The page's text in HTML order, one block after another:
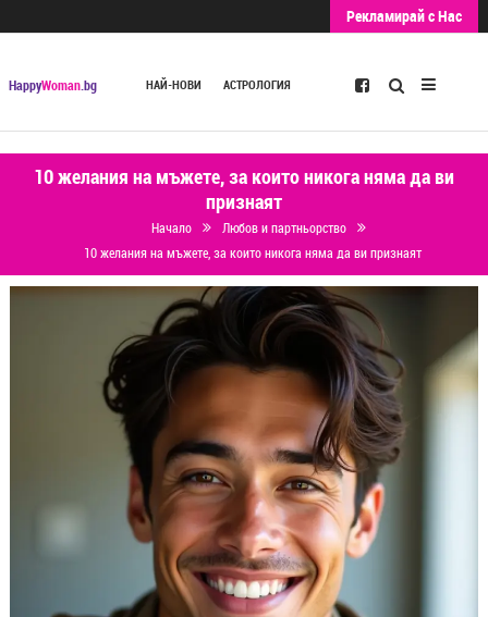
Рекламирай с Нас
HappyWoman.bg НАЙ-НОВИ АСТРОЛОГИЯ Търсене
10 желания на мъжете, за които никога няма да ви
признаят
Начало
Любов и партньорство
10 желания на мъжете, за които никога няма да ви признаят